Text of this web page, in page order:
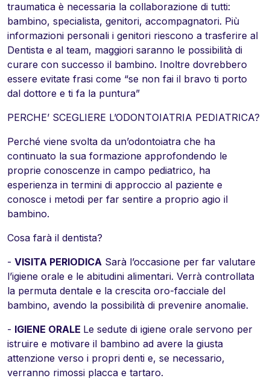
traumatica è necessaria la collaborazione di tutti:
bambino, specialista, genitori, accompagnatori. Più
informazioni personali i genitori riescono a trasferire al
Dentista e al team, maggiori saranno le possibilità di
curare con successo il bambino. Inoltre dovrebbero
essere evitate frasi come “se non fai il bravo ti porto
dal dottore e ti fa la puntura”
PERCHE’ SCEGLIERE L’ODONTOIATRIA PEDIATRICA?
Perché viene svolta da un’odontoiatra che ha
continuato la sua formazione approfondendo le
proprie conoscenze in campo pediatrico, ha
esperienza in termini di approccio al paziente e
conosce i metodi per far sentire a proprio agio il
bambino.
Cosa farà il dentista?
- VISITA PERIODICA Sarà l’occasione per far valutare
l’igiene orale e le abitudini alimentari. Verrà controllata
la permuta dentale e la crescita oro-facciale del
bambino, avendo la possibilità di prevenire anomalie.
- IGIENE ORALE Le sedute di igiene orale servono per
istruire e motivare il bambino ad avere la giusta
attenzione verso i propri denti e, se necessario,
verranno rimossi placca e tartaro.